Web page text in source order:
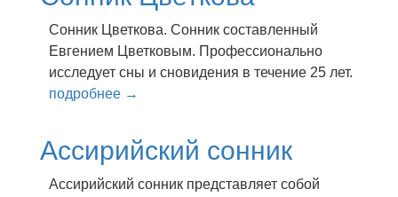
Сонник Цветкова. Сонник составленный
Евгением Цветковым. Профессионально
исследует сны и сновидения в течение 25 лет.
подробнее →
Ассирийский сонник
Ассирийский сонник представляет собой